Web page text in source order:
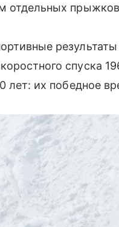
отдельных
спуска
лет: их победное